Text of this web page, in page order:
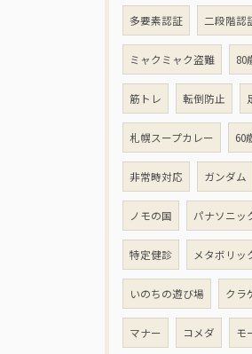
多要素認証 二段階認
ミャクミャク盗難 80
筋トレ 転倒防止
札幌スープカレー 60
非常時対応 ガンダム
ノモの国 パナソニッ
特定健診 メタボリッ
いのちの遊び場 クラ
マナー コメダ モ